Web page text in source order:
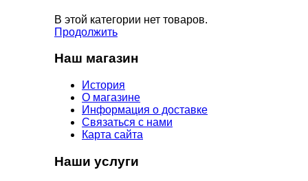
В этой категории нет товаров.
Продолжить
Наш магазин
История
О магазине
Информация о доставке
Связаться с нами
Карта сайта
Наши услуги